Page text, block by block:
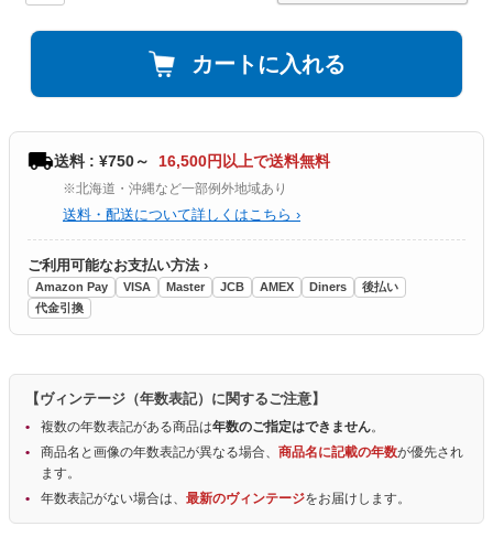
カートに入れる
送料 : ¥750～ 16,500円以上で送料無料
※北海道・沖縄など一部例外地域あり
送料・配送について詳しくはこちら ›
ご利用可能なお支払い方法 ›
Amazon Pay VISA Master JCB AMEX Diners
後払い
代金引換
【ヴィンテージ（年数表記）に関するご注意】
複数の年数表記がある商品は年数のご指定はできません。
商品名と画像の年数表記が異なる場合、 商品名に記載の年数が優先され
ます。
年数表記がない場合は、 最新のヴィンテージをお届けします。